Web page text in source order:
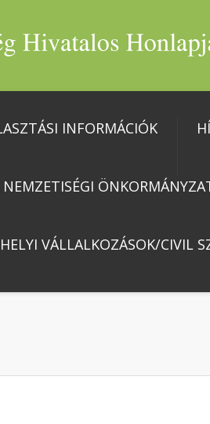
INFORMÁCIÓK
HELYI VÁLLALKOZÁSOK/CIVIL